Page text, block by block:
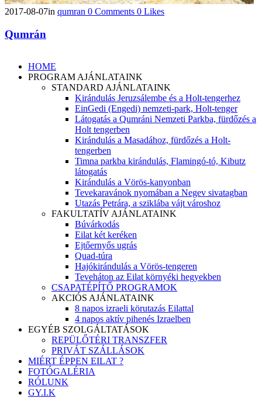
2017-08-07in qumran 0 Comments 0 Likes
Qumrán
HOME
PROGRAM AJÁNLATAINK
STANDARD AJÁNLATAINK
Kirándulás Jeruzsálembe és a Holt-tengerhez
EinGedi (Engedi) nemzeti-park, Holt-tenger
Látogatás a Qumráni Nemzeti Parkba, fürdőzés a
Holt tengerben
Kirándulás a Masadához, fürdőzés a Holt-
tengerben
Timna parkba kirándulás, Flamingó-tó, Kibutz
látogatás
Kirándulás a Vörös-kanyonban
Tevekaravánok nyomában a Negev sivatagban
Utazás Petrára, a sziklába vájt városhoz
FAKULTATÍV AJÁNLATAINK
Búvárkodás
Eilat két keréken
Ejtőernyős ugrás
Quad-túra
Hajókirándulás a Vörös-tengeren
Teveháton az Eilat környéki hegyekben
CSAPATÉPÍTŐ PROGRAMOK
AKCIÓS AJÁNLATAINK
8 napos izraeli körutazás Eilattal
4 napos aktív pihenés Izraelben
EGYÉB SZOLGÁLTATÁSOK
REPÜLŐTÉRI TRANSZFER
PRIVÁT SZÁLLÁSOK
MIÉRT ÉPPEN EILAT ?
FOTÓGALÉRIA
RÓLUNK
GY.I.K